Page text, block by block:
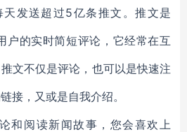
发送超过5亿条推文。推文是
户的实时简短评论，它经常在互
文不仅是评论，也可以是快速注
接，又或是自我介绍。
和阅读新闻故事，您会喜欢上